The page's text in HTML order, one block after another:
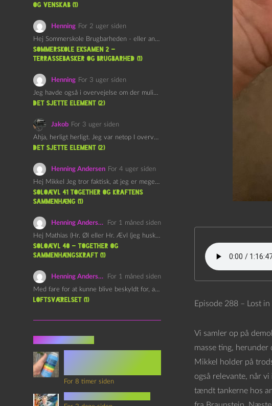
Episode 288 – Lost
Vi samler op på
masse ting, herunder
Mikkel holder på
også relevante, når
tændt tankerne hos
og Venskab (1)
Henning For 2 uger siden
Hej Sommerskole Brugbarheden - eller anvendeligheden - af "Øl&Ævl" er…
Sommerskole Eksamen 2 –
Terrassebasker og Brugbarhed (1)
Henning For 3 uger siden
Jeg havde også i overvejelse om der muligvis kunne være…
det sjette element (2)
Jakob For 3 uger siden
Ahja, herligt herligt. Jeg var netop I overvejelser om at…
det sjette element (2)
Henning Andersen For 4 uger siden
Hej Mikkel Jeg tror faktisk, at jeg er meget enig…
Soloævl 41 Together og Kraftens
Sammenhæng (1)
Henning Andersen
For 1 måned siden
Hej Mathias (Hr. Øl eller Hr. Ævl (jeg husker ikke…
Soloævl 40 – Together og
sammenhængskraft (1)
Henning Andersen
For 1 måned siden
Med fare for at kunne blive beskyldt for, at være…
Loftsværelset (1)
For 8 timer siden